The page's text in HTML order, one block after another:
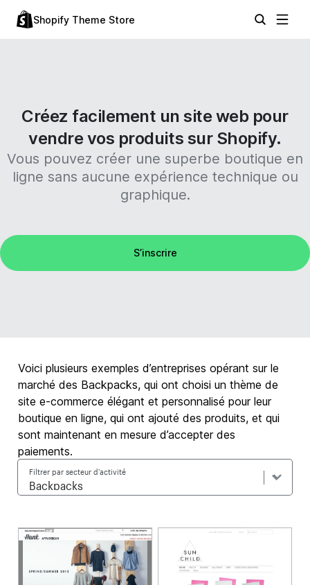
Shopify Theme Store
Créez facilement un site web pour
vendre vos produits sur Shopify.
Vous pouvez créer une superbe boutique en
ligne sans aucune expérience technique ou
graphique.
S’inscrire
Voici plusieurs exemples d’entreprises opérant sur le
marché des Backpacks, qui ont choisi un thème de
site e-commerce élégant et personnalisé pour leur
boutique en ligne, qui ont ajouté des produits, et qui
sont maintenant en mesure d’accepter des
paiements.
Filtrer par secteur d’activité